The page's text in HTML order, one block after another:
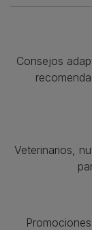
Consejos
Veterinarios,